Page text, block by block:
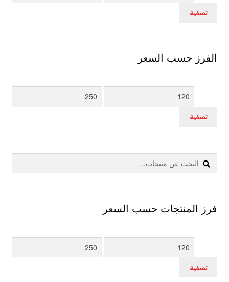
تصفية
الفرز حسب السعر
أدنى
أعلى
تصفية
البحث
عن:
بحث
فرز المنتجات حسب السعر
أدنى
أعلى
تصفية